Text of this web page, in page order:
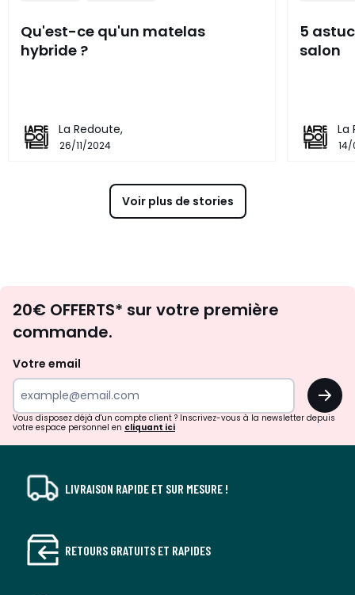
Qu'est-ce qu'un matelas
hybride ?
La Redoute,
26/11/2024
5
salon
La
Voir plus de stories
d'inspirations
surprises?
20€ OFFERTS* sur votre première
commande.
Votre email
OK
Vous disposez déjà d'un compte client ? Inscrivez-vous à la newsletter depuis
votre espace personnel en cliquant ici
LIVRAISON RAPIDE ET SUR MESURE !
RETOURS GRATUITS ET RAPIDES